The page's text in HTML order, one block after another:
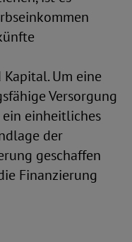
Um eine
Versorgung
einheitliches
der
geschaffen
Finanzierung